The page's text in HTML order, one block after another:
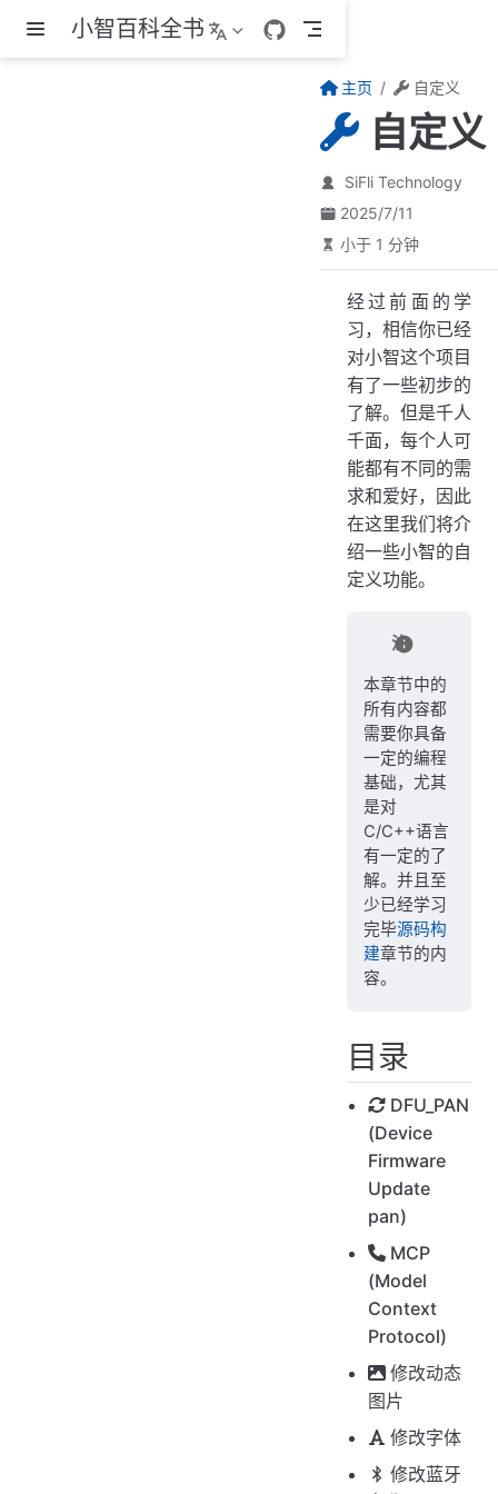
跳至主要內容小智百科全书
主页 自定义
自定义
SiFli Technology
2025/7/11
小于 1 分钟
经过前面的学
习，相信你已经
对小智这个项目
有了一些初步的
了解。但是千人
千面，每个人可
能都有不同的需
求和爱好，因此
在这里我们将介
绍一些小智的自
定义功能。
注
本章节中的
所有内容都
需要你具备
一定的编程
基础，尤其
是对
C/C++语言
有一定的了
解。并且至
少已经学习
完毕源码构
建章节的内
容。
目录
DFU_PAN
(Device
Firmware
Update
pan)
MCP
(Model
Context
Protocol)
修改动态
图片
修改字体
修改蓝牙